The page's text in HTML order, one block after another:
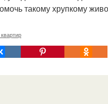
такому хрупкому